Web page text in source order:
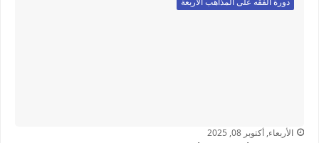
الأربعاء, أكتوبر 08, 2025